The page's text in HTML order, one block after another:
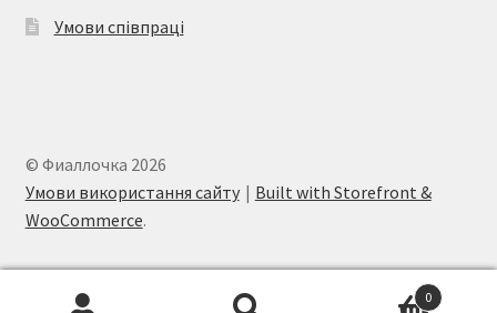
Умови співпраці
© Фиаллочка 2026
Умови використання сайту
Built with Storefront &
WooCommerce.
0